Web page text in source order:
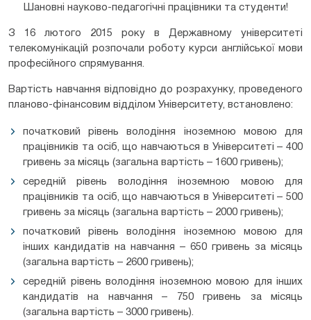
Шановні науково-педагогічні працівники та студенти!
З 16 лютого 2015 року в Державному університеті
телекомунікацій розпочали роботу курси англійської мови
професійного спрямування.
Вартість навчання відповідно до розрахунку, проведеного
планово-фінансовим відділом Університету, встановлено:
початковий рівень володіння іноземною мовою для
працівників та осіб, що навчаються в Університеті – 400
гривень за місяць (загальна вартість – 1600 гривень);
середній рівень володіння іноземною мовою для
працівників та осіб, що навчаються в Університеті – 500
гривень за місяць (загальна вартість – 2000 гривень);
початковий рівень володіння іноземною мовою для
інших кандидатів на навчання – 650 гривень за місяць
(загальна вартість – 2600 гривень);
середній рівень володіння іноземною мовою для інших
кандидатів на навчання – 750 гривень за місяць
(загальна вартість – 3000 гривень).